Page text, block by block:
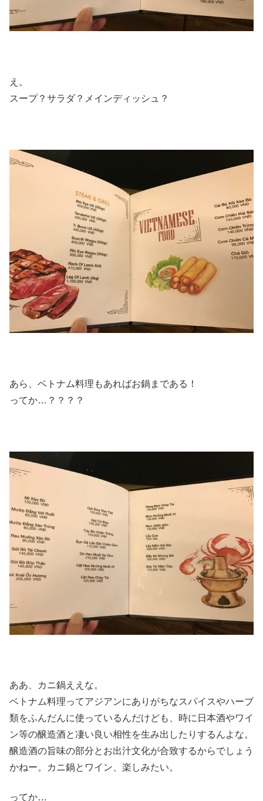
え。
スープ？サラダ？メインディッシュ？
あら、ベトナム料理もあればお鍋まである！
ってか…？？？？
ああ、カニ鍋ええな。
ベトナム料理ってアジアンにありがちなスパイスやハーブ
類をふんだんに使っているんだけども、時に日本酒やワイ
ン等の醸造酒と凄い良い相性を生み出したりするんよな。
醸造酒の旨味の部分とお出汁文化が合致するからでしょう
かねー。カニ鍋とワイン、楽しみたい。
ってか…